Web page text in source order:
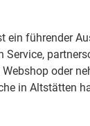
ein führender
Service,
oder
in Altstätten